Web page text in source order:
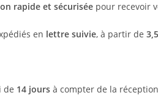
rapide et sécurisée pour recevoir
en lettre suivie, à partir de
de 14 jours à compter de la